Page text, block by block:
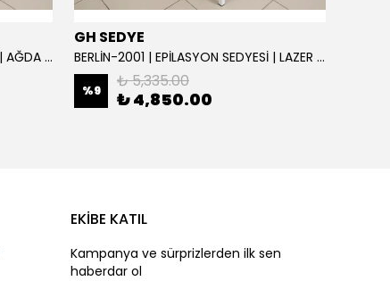
BERLİN-2001 | EPİLASYON SEDYESİ | AĞDA VE SİR SEDYE | SIRT AYARLI
GH SEDYE
BERLİN-2001 | EPİLASYON SEDYESİ | LAZER SEDYE | SIRT AYARLI
%9 ₺ 5,335.00
₺ 4,850.00
EKİBE KATIL
Kampanya ve sürprizlerden ilk sen
haberdar ol